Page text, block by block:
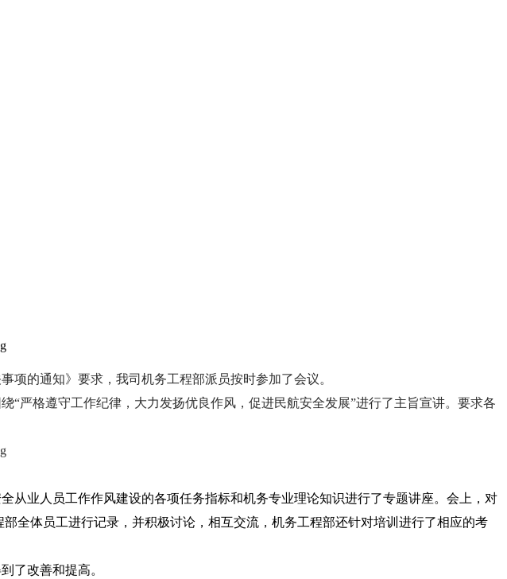
项的通知》要求，我司机务工程部派员按时参加了会议。
“严格遵守工作纪律，大力发扬优良作风，促进民航安全发展”进行了主旨宣讲。 要求各
从业人员工作作风建设的各项任务指标和机务专业理论知识进行了专题讲座。会上，对
全体员工进行记录，并积极讨论，相互交流，机务工程部还针对培训进行了相应的考
了改善和提高。